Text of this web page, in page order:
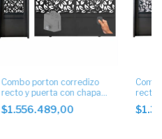
Combo porton corredizo
recto y puerta con chapa
con diseño automático
$1.556.489,00
recto
con